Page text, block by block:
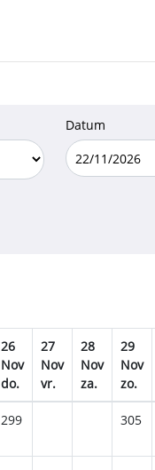
Datum
26
Nov
do.
27
Nov
vr.
28
Nov
za.
29
Nov
zo.
299 305